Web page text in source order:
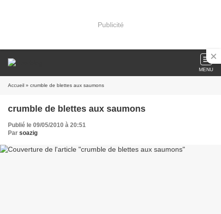
Publicité
MENU
Accueil » crumble de blettes aux saumons
crumble de blettes aux saumons
Publié le 09/05/2010 à 20:51
Par soazig